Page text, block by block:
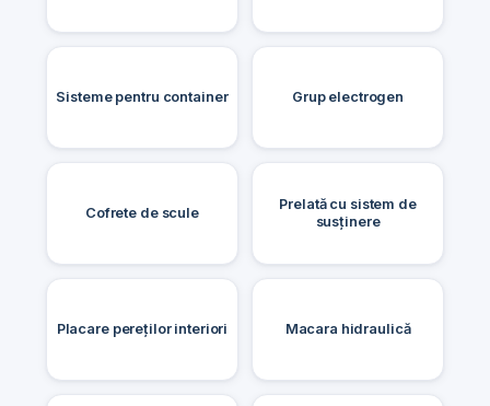
Sisteme pentru container Grup electrogen
Cofrete de scule
Prelată cu sistem de
susținere
Placare pereților interiori Macara hidraulică